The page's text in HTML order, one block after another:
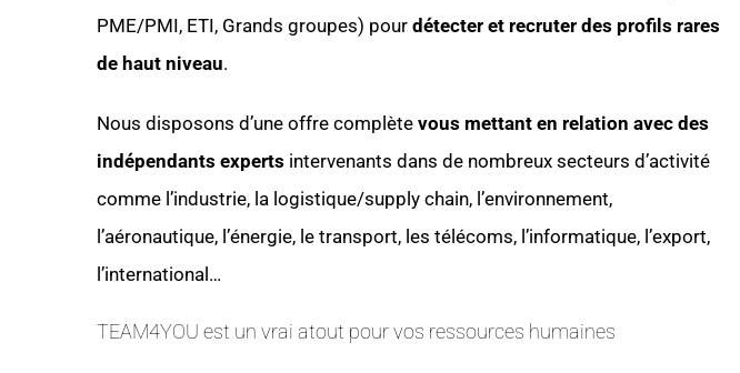
PME/PMI, ETI, Grands groupes) pour détecter et recruter des profils rares
de haut niveau.
Nous disposons d’une offre complète vous mettant en relation avec des
indépendants experts intervenants dans de nombreux secteurs d’activité
comme l’industrie, la logistique/supply chain, l’environnement,
l’aéronautique, l’énergie, le transport, les télécoms, l’informatique, l’export,
l’international…
TEAM4YOU est un vrai atout pour vos ressources humaines